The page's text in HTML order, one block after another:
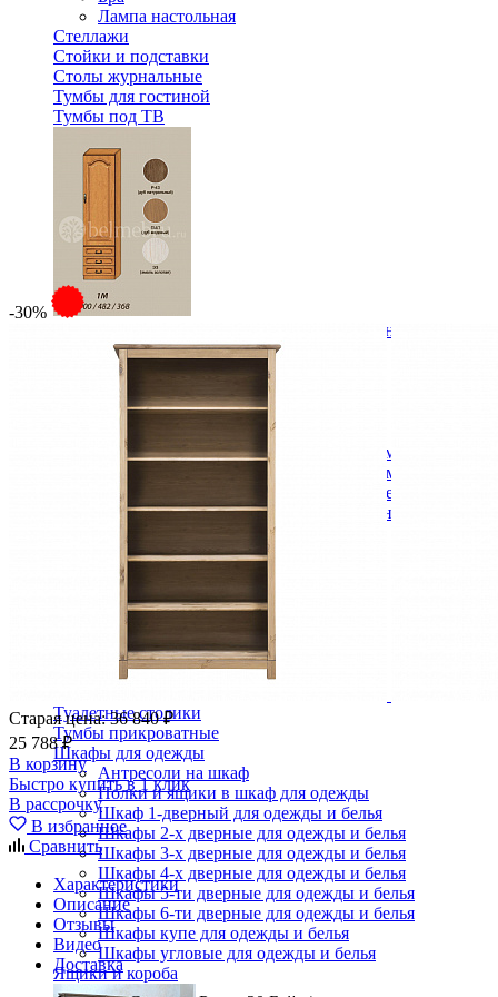
Лампа настольная
Стеллажи
Стойки и подставки
Столы журнальные
Тумбы для гостиной
Тумбы под ТВ
Модульная гостиная Вилия-М Шкаф комбинированный
48 972 ₽
В корзину
Деревянные кровати с подъемным механизмом
Кровати односпальные с подъемным механизмом
Кровати двуспальные с подъемным механизмом
Кровати полутороспальные с подъемным
Кровати двуспальные
Кровати металлические
Кровати односпальные
Кровати полутороспальные
Решетки и настилы под матрас
Спальные гарнитуры
Туалетные столики
Тумбы прикроватные
Шкафы для одежды
Антресоли на шкаф
Полки и ящики в шкаф для одежды
Шкаф 1-дверный для одежды и белья
Шкафы 2-х дверные для одежды и белья
Шкафы 3-х дверные для одежды и белья
Шкафы 4-х дверные для одежды и белья
Шкафы 5-ти дверные для одежды и белья
Шкафы 6-ти дверные для одежды и белья
Шкафы купе для одежды и белья
Шкафы угловые для одежды и белья
Ящики и короба
-30%
Старая цена:36 840 ₽
25 788 ₽
В корзину
Быстро купить в 1 клик
В рассрочку
В избранное
Сравнить
Характеристики
Описание
Отзывы
Видео
Доставка